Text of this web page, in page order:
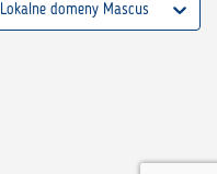
Lokalne domeny Mascus